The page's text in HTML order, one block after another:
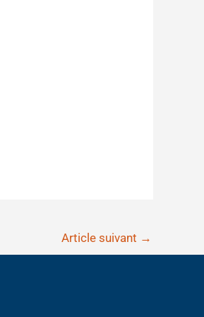
Article suivant →